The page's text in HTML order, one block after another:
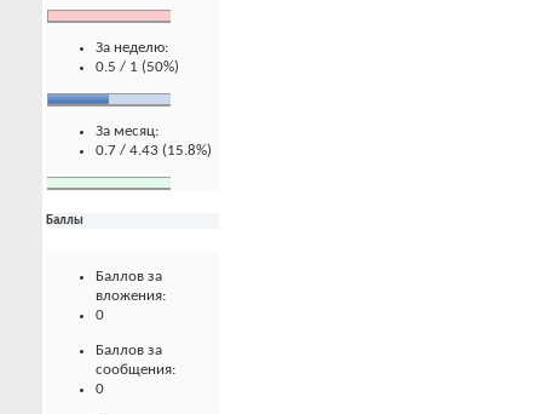
За неделю:
0.5 / 1 (50%)
За месяц:
0.7 / 4.43 (15.8%)
Баллы
Баллов за
вложения:
0
Баллов за
сообщения:
0